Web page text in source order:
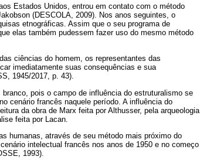
Estados Unidos, entrou em contato com o método
(DESCOLA, 2009). Nos anos seguintes, o
etnográficas. Assim que o seu programa de
elas também pudessem fazer uso do mesmo método
ciências do homem, os representantes das
imediatamente suas consequências e sua
1945/2017, p. 43).
pois o campo de influência do estruturalismo se
cenário francês naquele período. A influência do
da obra de Marx feita por Althusser, pela arqueologia
feita por Lacan.
humanas, através de seu método mais próximo do
intelectual francês nos anos de 1950 e no começo
1993).